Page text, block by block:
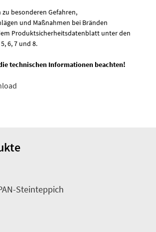
zu besonderen Gefahren,
und Maßnahmen bei Bränden
Produktsicherheitsdatenblatt unter den
6, 7 und 8.
technischen Informationen beachten!
Steinteppich